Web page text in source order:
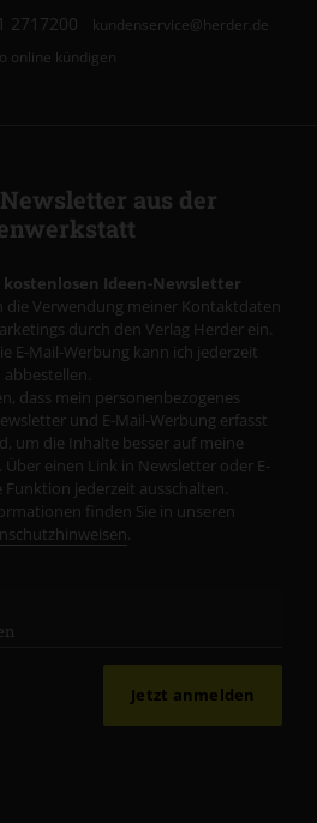
2717200
kundenservice@herder.de
online kündigen
aus der
kostenlosen Ideen-Newsletter
die Verwendung meiner Kontaktdaten
durch den Verlag Herder ein.
E-Mail-Werbung kann ich jederzeit
abbestellen.
dass mein personenbezogenes
und E-Mail-Werbung erfasst
um die Inhalte besser auf meine
Über einen Link in Newsletter oder E-
Funktion jederzeit ausschalten.
finden Sie in unseren
Jetzt anmelden